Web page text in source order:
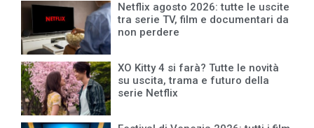
Netflix agosto 2026: tutte le uscite
tra serie TV, film e documentari da
non perdere
XO Kitty 4 si farà? Tutte le novità
su uscita, trama e futuro della
serie Netflix